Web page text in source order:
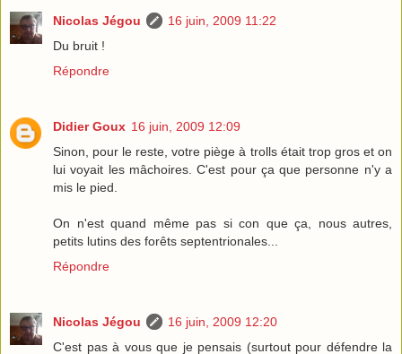
Nicolas Jégou
16 juin, 2009 11:22
Du bruit !
Répondre
Didier Goux 16 juin, 2009 12:09
Sinon, pour le reste, votre piège à trolls était trop gros et on
lui voyait les mâchoires. C'est pour ça que personne n'y a
mis le pied.
On n'est quand même pas si con que ça, nous autres,
petits lutins des forêts septentrionales...
Répondre
Nicolas Jégou
16 juin, 2009 12:20
C'est pas à vous que je pensais (surtout pour défendre la